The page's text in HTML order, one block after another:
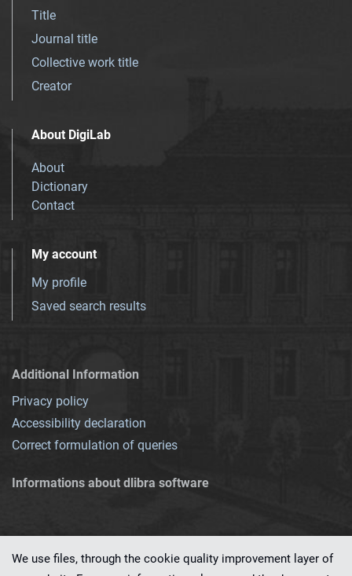
Title
Journal title
Collective work title
Creator
About DigiLab
About
Dictionary
Contact
My account
My profile
Saved search results
Additional Information
Privacy policy
Accessibility declaration
Correct formulation of queries
Informations about dlibra software
We use files, through the cookie quality improvement layer of